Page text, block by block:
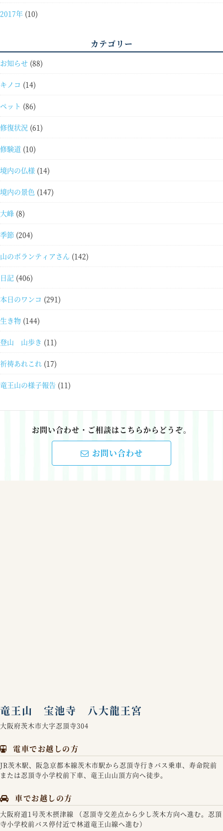
2017年 (10)
カテゴリー
お知らせ (88)
キノコ (14)
ペット (86)
修復状況 (61)
修験道 (10)
境内の仏様 (14)
境内の景色 (147)
大峰 (8)
季節 (204)
山のボランティアさん (142)
日記 (406)
本日のワンコ (291)
生き物 (144)
登山 山歩き (11)
祈祷あれこれ (17)
竜王山の様子報告 (11)
お問い合わせ・ご相談はこちらからどうぞ。
お問い合わせ
竜王山 宝池寺 八大龍王宮
大阪府茨木市大字忍頂寺304
電車でお越しの方
JR茨木駅、阪急京都本線茨木市駅から忍頂寺行きバス乗車、寿命院前
または忍頂寺小学校前下車、竜王山山頂方向へ徒歩。
車でお越しの方
大阪府道1号茨木摂津線 （忍頂寺交差点から少し茨木方向へ進む。忍頂
寺小学校前バス停付近で林道竜王山線へ進む）